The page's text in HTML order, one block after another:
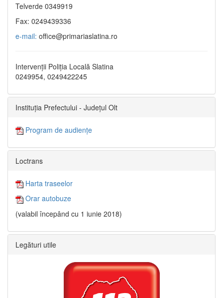
Telverde 0349919
Fax: 0249439336
e-mail: office@primariaslatina.ro
Intervenții Poliția Locală Slatina
0249954, 0249422245
Instituția Prefectului - Județul Olt
Program de audiențe
Loctrans
Harta traseelor
Orar autobuze
(valabil începând cu 1 iunie 2018)
Legături utile